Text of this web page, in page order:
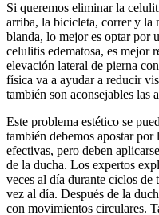
Si queremos eliminar la
arriba, la bicicleta, correr y la
blanda, lo mejor es optar por
celulitis edematosa, es mejor
elevación lateral de pierna
física va a ayudar a reducir
también son aconsejables las
Este problema estético se
también debemos apostar
efectivas, pero deben
de la ducha. Los expertos
veces al día durante ciclos de
vez al día. Después de la
con movimientos circulares.